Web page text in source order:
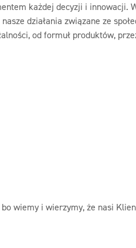
każdej decyzji i innowacji.
działania związane ze
od formuł produktów,
wiemy i wierzymy, że nasi